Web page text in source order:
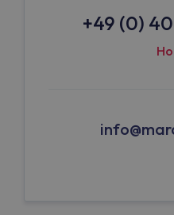
+49 (0)